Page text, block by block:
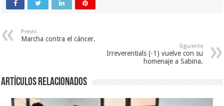
Previo
Marcha contra el cáncer.
Siguiente
Irreverentials (-1) vuelve con su
homenaje a Sabina.
Artículos relacionados